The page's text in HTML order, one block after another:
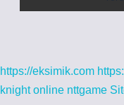
https://eksimik.com
knight online nttgame